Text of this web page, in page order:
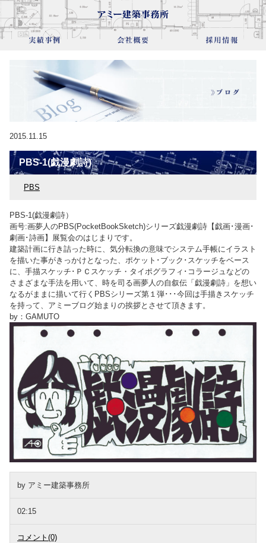
2015.11.15
PBS-1(戯漫劇詩)
PBS
PBS-1(戯漫劇詩）
画号:画夢人のPBS(PocketBookSketch)シリーズ戯漫劇詩【戯画･漫画･
劇画･詩画】展覧会のはじまりです。
建築計画に行き詰った時に、気分転換の意味でシステム手帳にイラスト
を描いた事がきっかけとなった、ポケット･ブック･スケッチをベース
に、手描スケッチ･ＰＣスケッチ・タイポグラフィ･コラージュなどの
さまざまな手法を用いて、時を司る画夢人の自叙伝「戯漫劇詩」を想い
なるがままに描いて行くPBSシリーズ第１弾･･･今回は手描きスケッチ
を持って、アミーブログ始まりの挨拶とさせて頂きます。
by：GAMUTO
by アミー建築事務所
02:15
コメント(0)